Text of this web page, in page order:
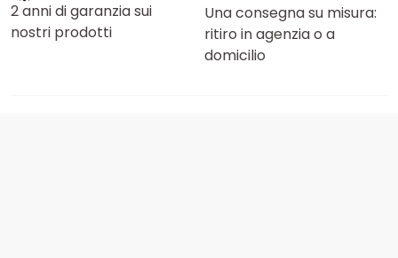
2 anni di garanzia sui
nostri prodotti
Una consegna su misura:
ritiro in agenzia o a
domicilio